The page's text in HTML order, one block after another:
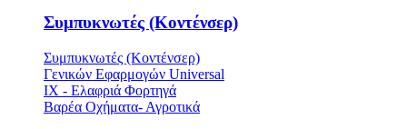
Συμπυκνωτές (Κοντένσερ)
Συμπυκνωτές (Κοντένσερ)
Γενικών Εφαρμογών Universal
ΙΧ - Ελαφριά Φορτηγά
Βαρέα Οχήματα- Αγροτικά